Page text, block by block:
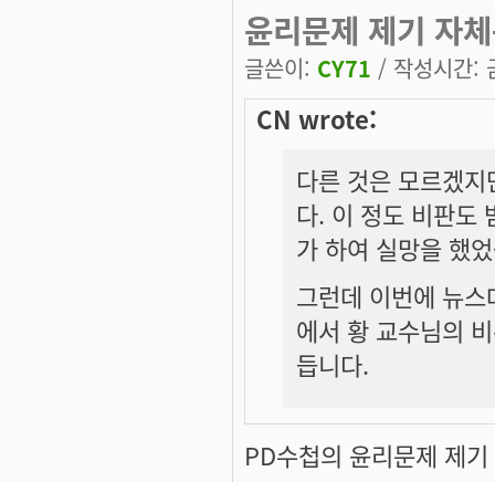
윤리문제 제기 자
글쓴이: CY71 / 작성시간:
CN wrote:
다른 것은 모르겠
다. 이 정도 비판도
가 하여 실망을 했
그런데 이번에 뉴
에서 황 교수님의
듭니다.
PD수첩의 윤리문제 제